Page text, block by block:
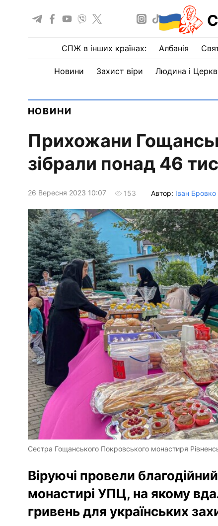
СПЖ в інших країнах: Албанія
Новини Захист віри Людина і
НОВИНИ
Прихожани
зібрали понад 46
26 Вересня 2023 10:07 153 Автор: Іван Бровко
Сестра Гощанського Покровського монастиря
Віруючі провели
монастирі УПЦ, на якому
гривень для українських